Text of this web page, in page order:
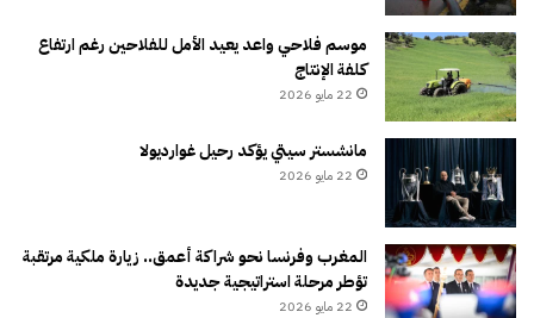
موسم فلاحي واعد يعيد الأمل للفلاحين رغم ارتفاع
كلفة الإنتاج
22 مايو 2026
مانشستر سيتي يؤكد رحيل غوارديولا
22 مايو 2026
المغرب وفرنسا نحو شراكة أعمق.. زيارة ملكية مرتقبة
تؤطر مرحلة استراتيجية جديدة
22 مايو 2026